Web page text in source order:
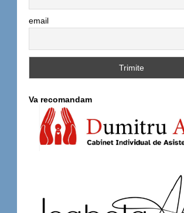
email
Va recomandam